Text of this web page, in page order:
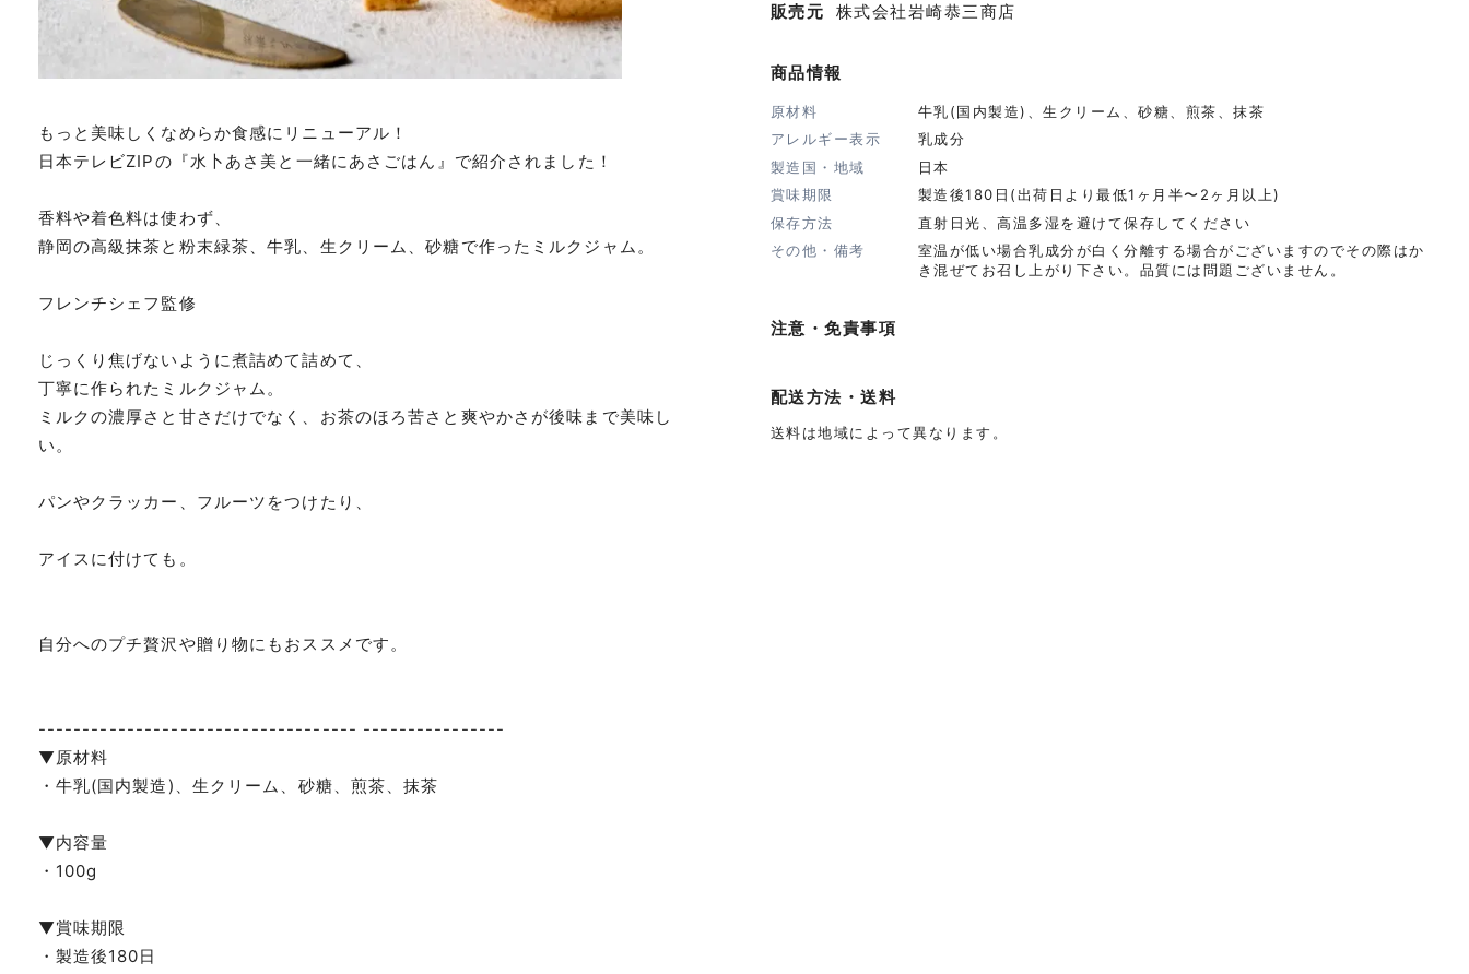
もっと美味しくなめらか食感にリニューアル！
日本テレビZIPの『水卜あさ美と一緒にあさごはん』で紹介されました！
香料や着色料は使わず、
静岡の高級抹茶と粉末緑茶、牛乳、生クリーム、砂糖で作ったミルクジャム。
フレンチシェフ監修
じっくり焦げないように煮詰めて詰めて、
丁寧に作られたミルクジャム。
ミルクの濃厚さと甘さだけでなく、お茶のほろ苦さと爽やかさが後味まで美味し
い。
パンやクラッカー、フルーツをつけたり、
アイスに付けても。
自分へのプチ贅沢や贈り物にもおススメです。
------------------------------------ ----------------
▼原材料
・牛乳(国内製造)、生クリーム、砂糖、煎茶、抹茶
▼内容量
・100g
▼賞味期限
・製造後180日
販売元 株式会社岩崎恭三商店
商品情報
原材料
牛乳(国内製造)、生クリーム、砂糖、煎茶、抹茶
アレルギー表示
乳成分
製造国・地域
日本
賞味期限
製造後180日(出荷日より最低1ヶ月半〜2ヶ月以上)
保存方法
直射日光、高温多湿を避けて保存してください
その他・備考
室温が低い場合乳成分が白く分離する場合がございますのでその際はか
き混ぜてお召し上がり下さい。品質には問題ございません。
注意・免責事項
配送方法・送料
送料は地域によって異なります。